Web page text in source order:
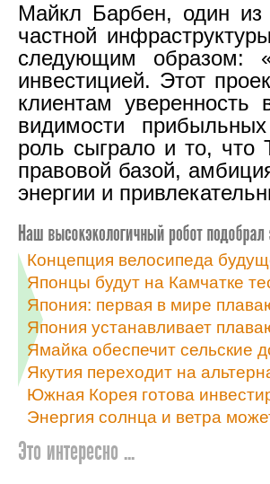
Майкл Барбен, один из
частной
следующим образом:
инвестицией. Этот
клиентам уверенность
видимости
роль сыграло и то, что
правовой базой,
энергии и
Концепция велосипеда
Японцы будут на Камчатке
Япония: первая в мире
Япония устанавливает
Ямайка обеспечит сельские
Якутия переходит на
Южная Корея готова
Энергия солнца и ветра
Это интересно ...